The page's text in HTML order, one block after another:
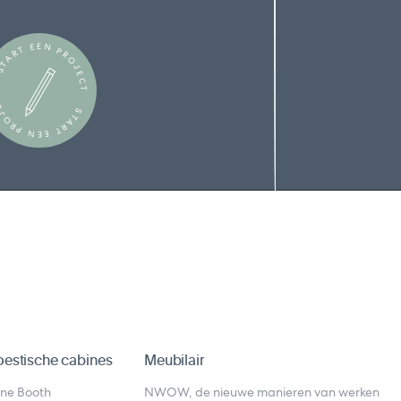
EEN PROJECT
EEN PROJECT
cabines
Booth
Meubilair
NWOW, de nieuwe manieren van werken